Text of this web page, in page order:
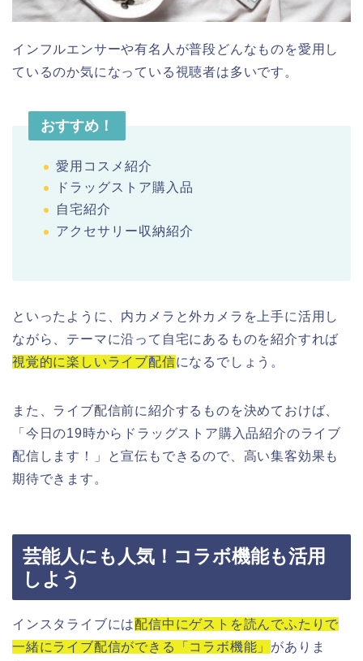
インフルエンサーや有名人が普段どんなものを愛用し
ているのか気になっている視聴者は多いです。
おすすめ！
愛用コスメ紹介
ドラッグストア購入品
自宅紹介
アクセサリー収納紹介
といったように、内カメラと外カメラを上手に活用し
ながら、テーマに沿って自宅にあるものを紹介すれば
視覚的に楽しいライブ配信になるでしょう。
また、ライブ配信前に紹介するものを決めておけば、
「今日の19時からドラッグストア購入品紹介のライブ
配信します！」と宣伝もできるので、高い集客効果も
期待できます。
芸能人にも人気！コラボ機能も活用
しよう
インスタライブには配信中にゲストを読んでふたりで
一緒にライブ配信ができる「コラボ機能」 がありま